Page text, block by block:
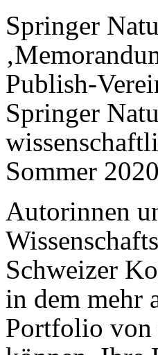
Springer
Publish-
Springer
Sommer
Autorinnen
Schweizer
in dem mehr
Portfolio von